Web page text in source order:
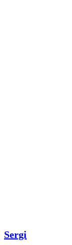
Sergi